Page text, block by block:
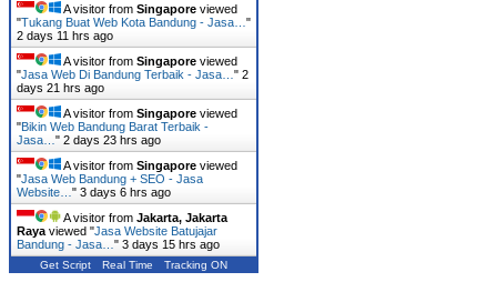
A visitor from Singapore viewed
"Tukang Buat Web Kota Bandung - Jasa… "
2 days 11 hrs ago
A visitor from Singapore viewed
"Jasa Web Di Bandung Terbaik - Jasa… " 2
days 21 hrs ago
A visitor from Singapore viewed
"Bikin Web Bandung Barat Terbaik -
Jasa… " 2 days 23 hrs ago
A visitor from Singapore viewed
"Jasa Web Bandung + SEO - Jasa
Website… " 3 days 6 hrs ago
A visitor from Jakarta, Jakarta
Raya viewed "Jasa Website Batujajar
Bandung - Jasa… " 3 days 15 hrs ago
Get Script Real Time Tracking ON